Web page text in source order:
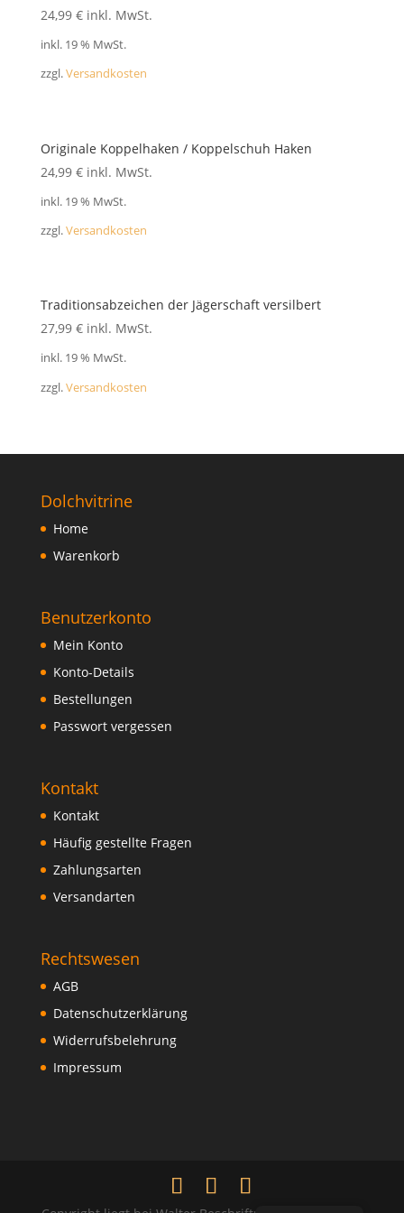
FAQ
24,99 € inkl. MwSt.
inkl. 19 % MwSt.
zzgl.Versandkosten
Originale Koppelhaken / Koppelschuh Haken
24,99 € inkl. MwSt.
inkl. 19 % MwSt.
zzgl.Versandkosten
Traditionsabzeichen der Jägerschaft versilbert
27,99 € inkl. MwSt.
inkl. 19 % MwSt.
zzgl.Versandkosten
Dolchvitrine
Home
Warenkorb
Benutzerkonto
Mein Konto
Konto-Details
Bestellungen
Passwort vergessen
Kontakt
Kontakt
Häufig gestellte Fragen
Zahlungsarten
Versandarten
Rechtswesen
AGB
Datenschutzerklärung
Widerrufsbelehrung
Impressum